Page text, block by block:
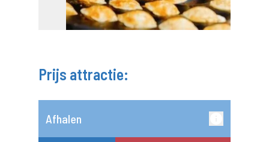
Prijs attractie:
Afhalen